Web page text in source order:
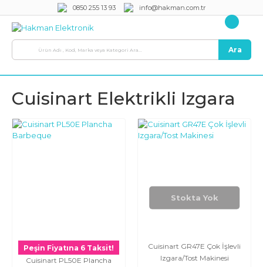
0850 255 13 93 info@hakman.com.tr
Ara
Cuisinart Elektrikli Izgara
Peşin Fiyatına 6 Taksit!
Cuisinart PL50E Plancha
Stokta Yok
Cuisinart GR47E Çok İşlevli
Izgara/Tost Makinesi